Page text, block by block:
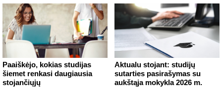
Paaiškėjo, kokias studijas
šiemet renkasi daugiausia
stojančiųjų
Aktualu stojant: studijų
sutarties pasirašymas su
aukštąja mokykla 2026 m.